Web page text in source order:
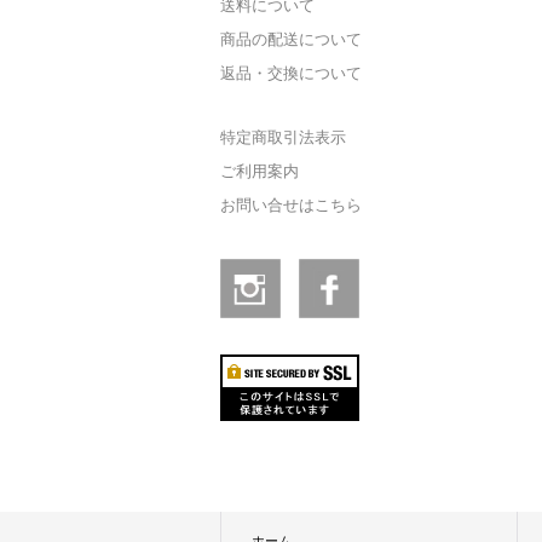
送料について
商品の配送について
返品・交換について
特定商取引法表示
ご利用案内
お問い合せはこちら